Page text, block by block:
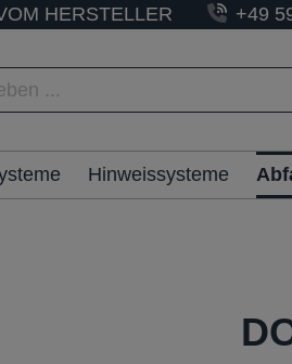
HERSTELLER +49
Hinweissysteme